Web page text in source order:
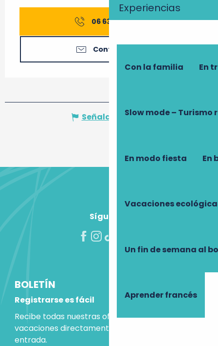
Experiencias
Con la familia En
Slow mode – Turismo
En modo fiesta En
Vacaciones
Un fin de semana al
Aprender francés
06 63 06 33▒▒
Contáctenos
Señalar un error
Síguenos
BOLETÍN
Registrarse es fácil
Recibe todas nuestras ofertas e ideas para las
vacaciones directamente en tu bandeja de
entrada.